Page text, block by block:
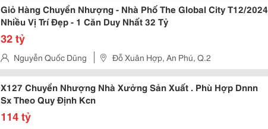
Giỏ Hàng Chuyển Nhượng - Nhà Phố The Global City T12/2024
Nhiều Vị Trí Đẹp - 1 Căn Duy Nhất 32 Tỷ
32 tỷ
Nguyễn Quốc Dũng Đỗ Xuân Hợp, An Phú, Q.2
X127 Chuyển Nhượng Nhà Xưởng Sản Xuất . Phù Hợp Dnnn
Sx Theo Quy Định Kcn
114 tỷ